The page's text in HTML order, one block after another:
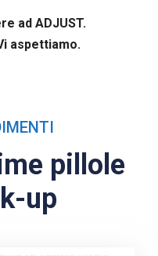
ad ADJUST.
aspettiamo.
pillole
up